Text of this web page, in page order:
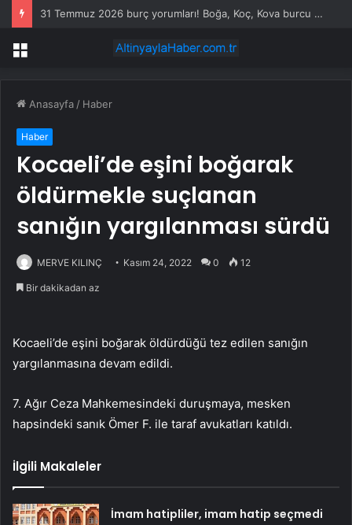
31 Temmuz 2026 burç yorumları! Boğa, Koç, Kova burcu yorumu… AŞK, EVLİLİK, SAĞLIK yorumları ne diyor?
Menü
Anasayfa / Haber
Haber
Kocaeli’de eşini boğarak
öldürmekle suçlanan
sanığın yargılanması sürdü
MERVE KILINÇ Kasım 24, 2022 0 12
Bir dakikadan az
Kocaeli’de eşini boğarak öldürdüğü tez edilen sanığın
yargılanmasına devam edildi.
7. Ağır Ceza Mahkemesindeki duruşmaya, mesken
hapsindeki sanık Ömer F. ile taraf avukatları katıldı.
İlgili Makaleler
İmam hatipliler, imam hatip seçmedi